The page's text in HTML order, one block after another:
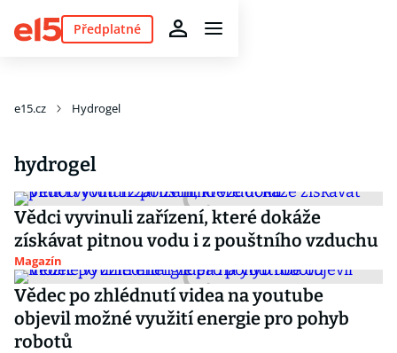
Předplatné
e15.cz Hydrogel
hydrogel
Vědci vyvinuli zařízení, které dokáže
získávat pitnou vodu i z pouštního vzduchu
Magazín
Vědec po zhlédnutí videa na youtube
objevil možné využití energie pro pohyb
robotů